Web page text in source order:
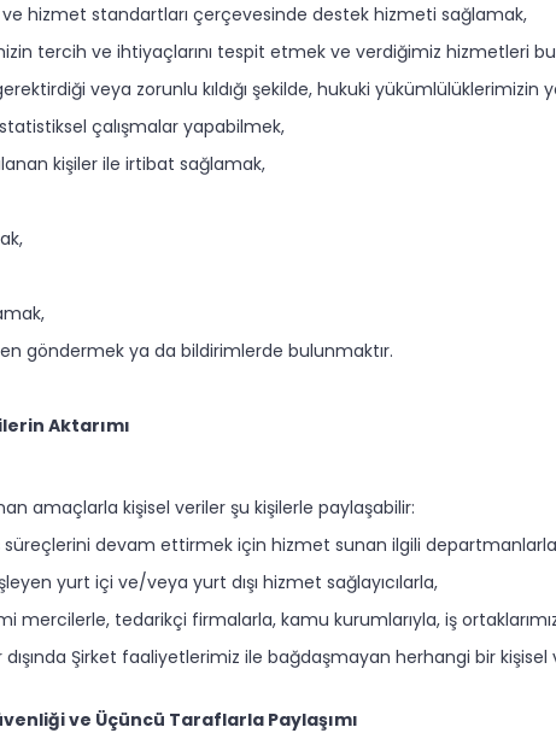
ve hizmet standartları çerçevesinde destek hizmeti sağlamak,
tercih ve ihtiyaçlarını tespit etmek ve verdiğimiz hizmetleri
veya zorunlu kıldığı şekilde, hukuki
çalışmalar yapabilmek,
kişiler ile irtibat sağlamak,
göndermek ya da bildirimlerde bulunmaktır.
Aktarımı
amaçlarla kişisel veriler şu kişilerle paylaşabilir:
süreçlerini devam ettirmek için hizmet sunan ilgili
yurt içi ve/veya yurt dışı hizmet sağlayıcılarla,
mercilerle, tedarikçi firmalarla, kamu kurumlarıyla, iş
Şirket faaliyetlerimiz ile bağdaşmayan herhangi bir kişisel
ve Üçüncü Taraflarla Paylaşımı